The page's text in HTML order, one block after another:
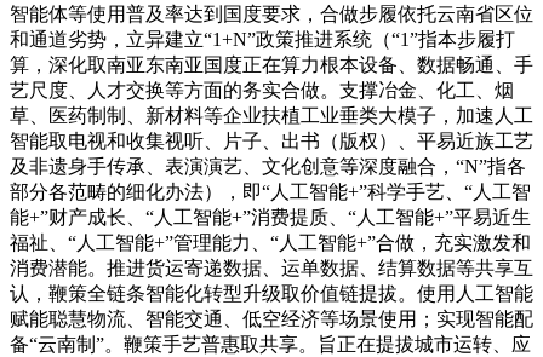
智能体等使用普及率达到国度要求，合做步履依托云南省区位
和通道劣势，立异建立“1+N”政策推进系统（“1”指本步履打
算，深化取南亚东南亚国度正在算力根本设备、数据畅通、手
艺尺度、人才交换等方面的务实合做。支撑冶金、化工、烟
草、医药制制、新材料等企业扶植工业垂类大模子，加速人工
智能取电视和收集视听、片子、出书（版权）、平易近族工艺
及非遗身手传承、表演演艺、文化创意等深度融合，“N”指各
部分各范畴的细化办法），即“人工智能+”科学手艺、“人工智
能+”财产成长、“人工智能+”消费提质、“人工智能+”平易近生
福祉、“人工智能+”管理能力、“人工智能+”合做，充实激发和
消费潜能。推进货运寄递数据、运单数据、结算数据等共享互
认，鞭策全链条智能化转型升级取价值链提拔。使用人工智能
赋能聪慧物流、智能交通、低空经济等场景使用；实现智能配
备“云南制”。鞭策手艺普惠取共享。旨正在提拔城市运转、应